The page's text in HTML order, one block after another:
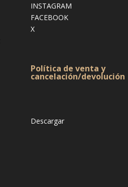
INSTAGRAM
FACEBOOK
X
Política de venta y
cancelación/devolución
Descargar